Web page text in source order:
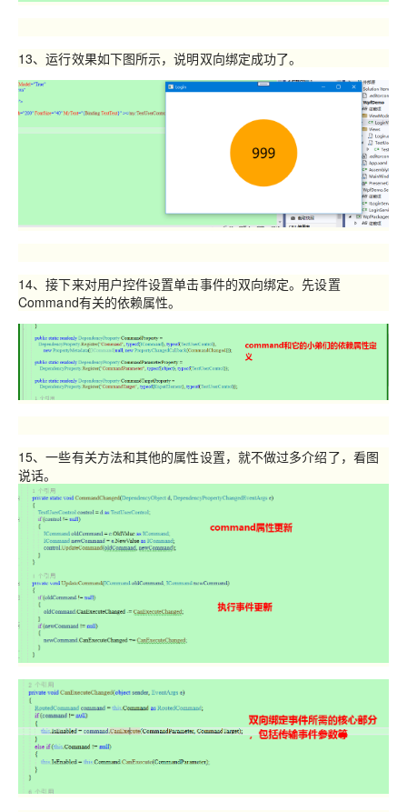
13、运行效果如下图所示，说明双向绑定成功了。
14、接下来对用户控件设置单击事件的双向绑定。先设置
Command有关的依赖属性。
15、一些有关方法和其他的属性设置，就不做过多介绍了，看图
说话。